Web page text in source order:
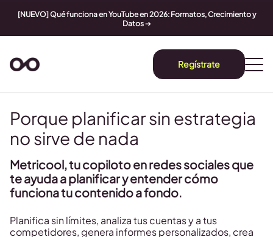
[NUEVO] Qué funciona en YouTube en 2026: Formatos, Crecimiento y
Datos➔
Regístrate
Porque planificar sin estrategia
no sirve de nada
Metricool, tu copiloto en redes sociales que
te ayuda a planificar y entender cómo
funciona tu contenido a fondo.
Planifica sin límites, analiza tus cuentas y a tus
competidores, genera informes personalizados, crea